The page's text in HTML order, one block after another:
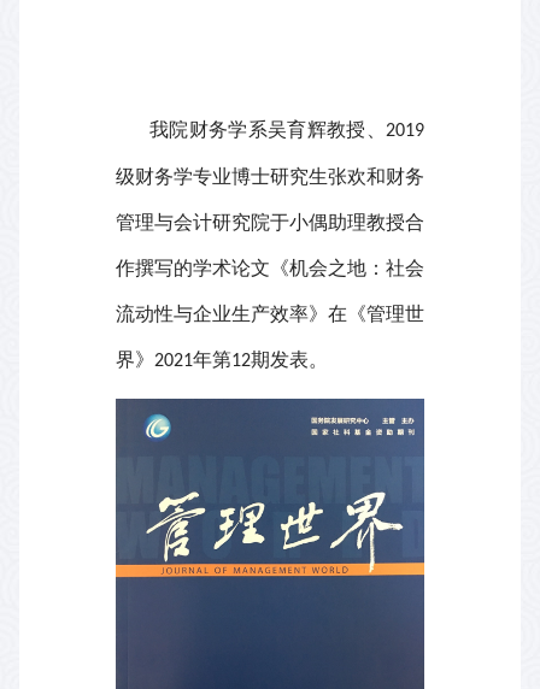
我院财务学系吴育辉教授、 2019
级财务学专业博士研究生张欢和财务
管理与会计研究院于小偶助理教授合
作撰写的学术论文《机会之地：社会
流动性与企业生产效率》在《管理世
界》 2021年第12期发表。